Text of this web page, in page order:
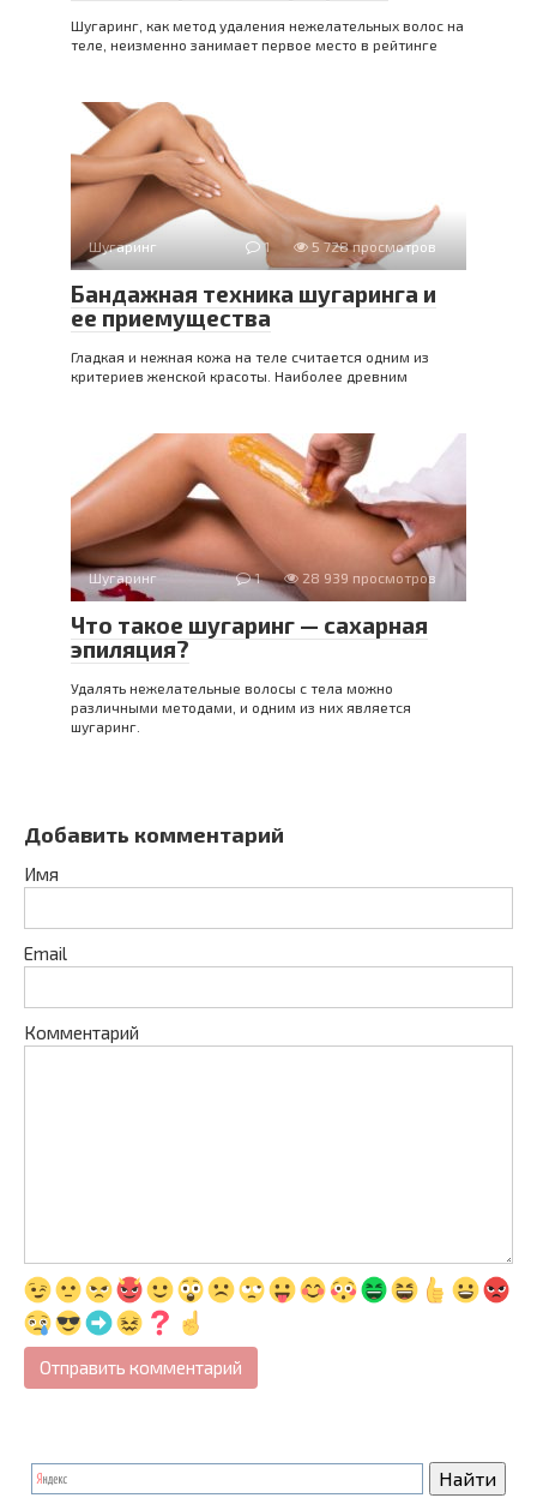
Шугаринг, как метод удаления нежелательных волос на
теле, неизменно занимает первое место в рейтинге
Шугаринг 1 5 728 просмотров
Бандажная техника шугаринга и
ее приемущества
Гладкая и нежная кожа на теле считается одним из
критериев женской красоты. Наиболее древним
Шугаринг 1 28 939 просмотров
Что такое шугаринг — сахарная
эпиляция?
Удалять нежелательные волосы с тела можно
различными методами, и одним из них является
шугаринг.
Добавить комментарий
Имя
Email
Комментарий